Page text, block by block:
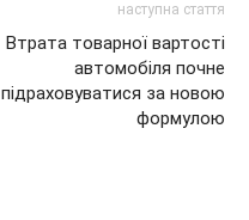
наступна стаття
Втрата товарної вартості
автомобіля почне
підраховуватися за новою
формулою